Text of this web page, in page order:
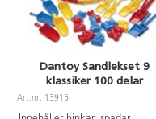
Dantoy Sandlekset 9
klassiker 100 delar
Art.nr: 13915